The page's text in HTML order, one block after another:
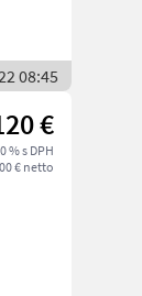
08:45
€
% s DPH
€ netto